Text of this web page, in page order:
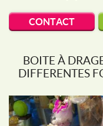
CONTACT
BOITE À
DIFFERENTES